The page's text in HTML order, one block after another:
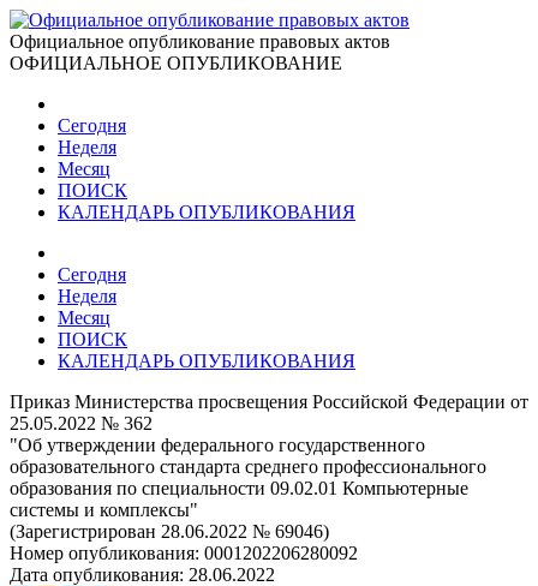
Официальное опубликование правовых актов
ОФИЦИАЛЬНОЕ ОПУБЛИКОВАНИЕ
Сегодня
Неделя
Месяц
ПОИСК
КАЛЕНДАРЬ ОПУБЛИКОВАНИЯ
Сегодня
Неделя
Месяц
ПОИСК
КАЛЕНДАРЬ ОПУБЛИКОВАНИЯ
Приказ Министерства просвещения Российской Федерации от
25.05.2022 № 362
"Об утверждении федерального государственного
образовательного стандарта среднего профессионального
образования по специальности 09.02.01 Компьютерные
системы и комплексы"
(Зарегистрирован 28.06.2022 № 69046)
Номер опубликования: 0001202206280092
Дата опубликования: 28.06.2022